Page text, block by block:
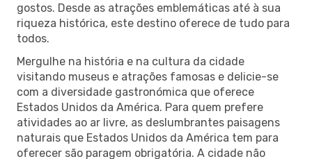
gostos. Desde as atrações emblemáticas até à sua
riqueza histórica, este destino oferece de tudo para
todos.
Mergulhe na história e na cultura da cidade
visitando museus e atrações famosas e delicie-se
com a diversidade gastronómica que oferece
Estados Unidos da América. Para quem prefere
atividades ao ar livre, as deslumbrantes paisagens
naturais que Estados Unidos da América tem para
oferecer são paragem obrigatória. A cidade não